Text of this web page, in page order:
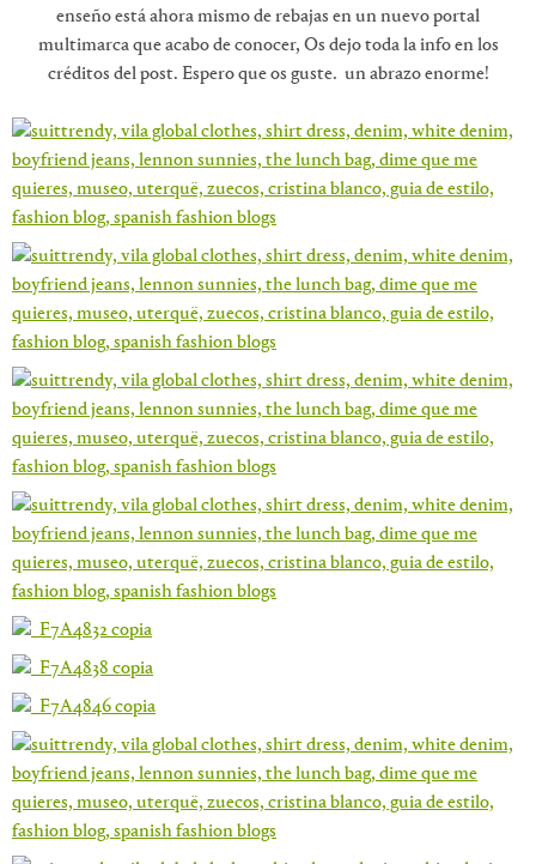
enseño está ahora mismo de rebajas en un nuevo portal
multimarca que acabo de conocer, Os dejo toda la info en los
créditos del post. Espero que os guste. un abrazo enorme!